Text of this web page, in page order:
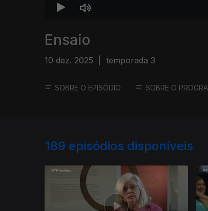
Ensaio
10 dez. 2025 temporada 3
SOBRE O EPISÓDIO SOBRE O
189 episódios disponíveis